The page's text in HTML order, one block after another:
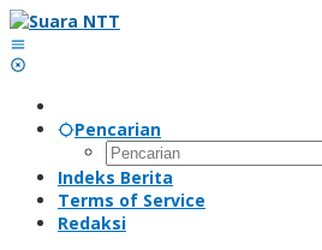
Lewati
ke
konten
Pencarian
Indeks Berita
Terms of Service
Redaksi